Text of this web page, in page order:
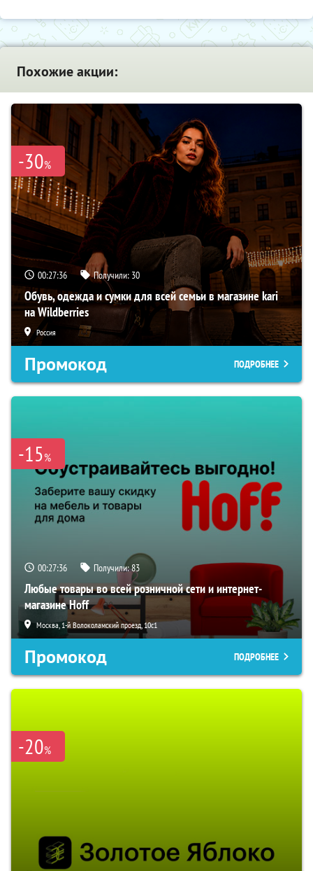
Похожие акции:
-30%
00:27:35 Получили: 30
Обувь, одежда и сумки для всей семьи в магазине kari
на Wildberries
Россия
Промокод ПОДРОБНЕЕ
-15%
00:27:35 Получили:83
Любые товары во всей розничной сети и интернет-
магазине Hoff
Москва, 1-й Волоколамский проезд, 10с1
Промокод ПОДРОБНЕЕ
-20%